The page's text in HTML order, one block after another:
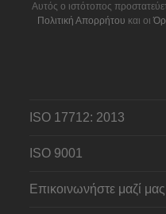
Αυτός ο ιστότοπος
Πολιτική Απορρήτου και οι
ISO 17712: 2013
ISO 9001
Επικοινωνήστε μαζί μας